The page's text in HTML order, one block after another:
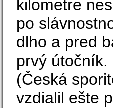
kilometre
po
dlho a pred
prvý
(Česká
vzdialil ešte